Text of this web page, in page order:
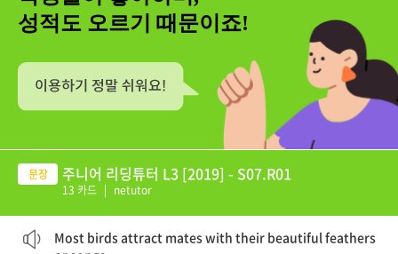
성적도 오르기 때문이죠!
주니어 리딩튜터 L3 [2019] - S07.R01
13 카드 | netutor
Most birds attract mates with their beautiful feathers